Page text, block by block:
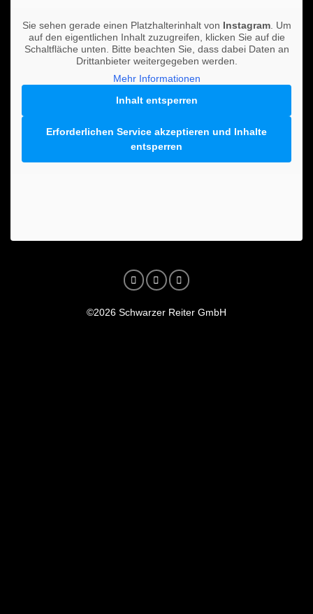
Sie sehen gerade einen Platzhalterinhalt von Instagram. Um
auf den eigentlichen Inhalt zuzugreifen, klicken Sie auf die
Schaltfläche unten. Bitte beachten Sie, dass dabei Daten an
Drittanbieter weitergegeben werden.
Mehr Informationen
Inhalt entsperren
Erforderlichen Service akzeptieren und Inhalte
entsperren
©2026 Schwarzer Reiter GmbH